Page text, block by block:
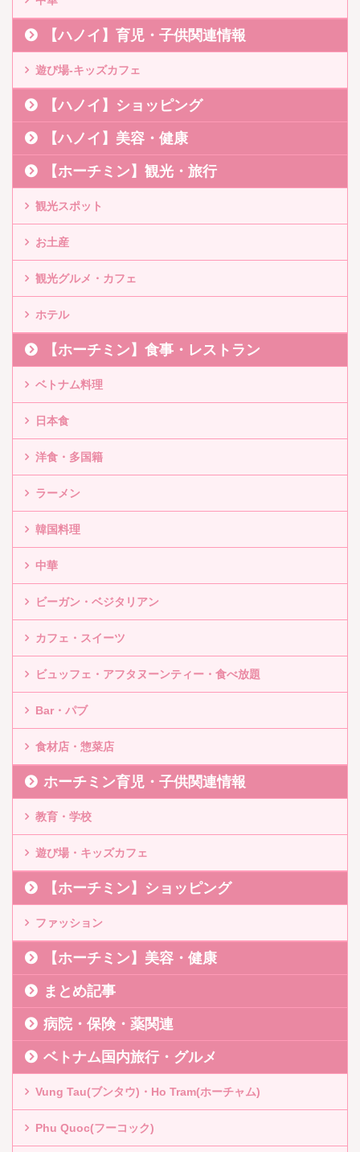
【ハノイ】育児・子供関連情報
遊び場-キッズカフェ
【ハノイ】ショッピング
【ハノイ】美容・健康
【ホーチミン】観光・旅行
観光スポット
お土産
観光グルメ・カフェ
ホテル
【ホーチミン】食事・レストラン
ベトナム料理
日本食
洋食・多国籍
ラーメン
韓国料理
中華
ビーガン・ベジタリアン
カフェ・スイーツ
ビュッフェ・アフタヌーンティー・食べ放題
Bar・パブ
食材店・惣菜店
ホーチミン育児・子供関連情報
教育・学校
遊び場・キッズカフェ
【ホーチミン】ショッピング
ファッション
【ホーチミン】美容・健康
まとめ記事
病院・保険・薬関連
ベトナム国内旅行・グルメ
Vung Tau(ブンタウ)・Ho Tram(ホーチャム)
Phu Quoc(フーコック)